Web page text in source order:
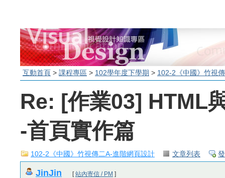
互動首頁 > 課程專區 > 102學年度下學期 > 102-2《中國》竹視
Re: [作業03] HTML
-首頁實作篇
102-2《中國》竹視傳二A-進階網頁設計 文章列表
JinJin [站內寄信 / PM ]